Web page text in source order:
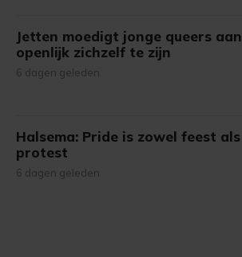
Jetten moedigt jonge queers aan
openlijk zichzelf te zijn
6 dagen geleden
Halsema: Pride is zowel feest als
protest
6 dagen geleden